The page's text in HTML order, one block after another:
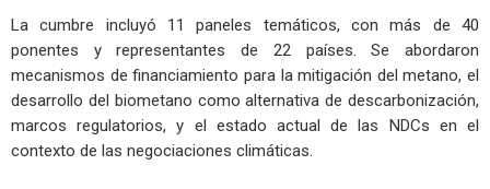
La cumbre incluyó 11 paneles temáticos, con más de 40
ponentes y representantes de 22 países. Se abordaron
mecanismos de financiamiento para la mitigación del metano, el
desarrollo del biometano como alternativa de descarbonización,
marcos regulatorios, y el estado actual de las NDCs en el
contexto de las negociaciones climáticas.